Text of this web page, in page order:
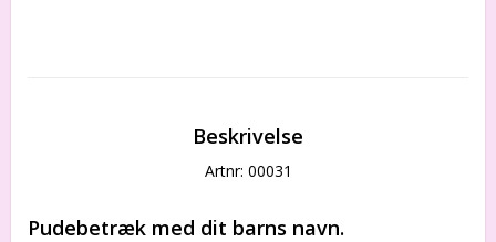
Beskrivelse
Artnr: 00031
Pudebetræk med dit barns navn.